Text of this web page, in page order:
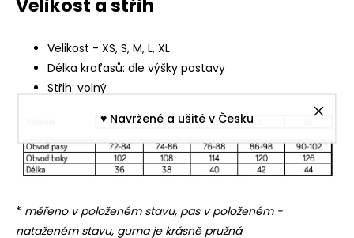
♥︎ Navržené a ušité v Česku
Velikost a střih
Velikost - XS, S, M, L, XL
Délka kraťasů: dle výšky postavy
Střih: volný
* měřeno v položeném stavu, pas v položeném -
nataženém stavu, guma je krásně pružná